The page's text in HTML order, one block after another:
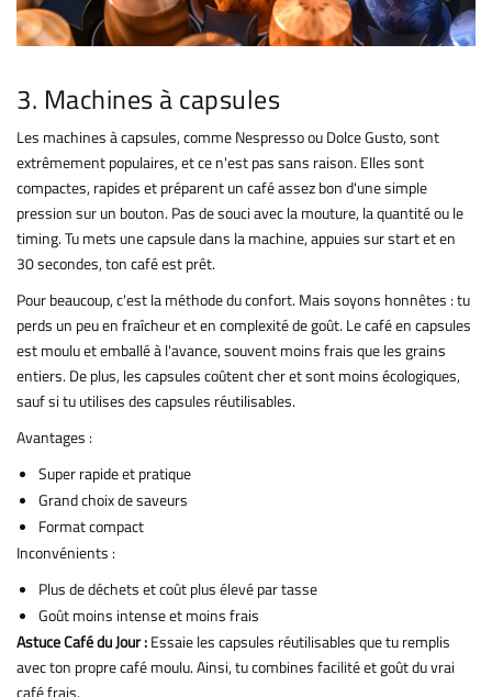
3. Machines à capsules
Les machines à capsules, comme Nespresso ou Dolce Gusto, sont
extrêmement populaires, et ce n'est pas sans raison. Elles sont
compactes, rapides et préparent un café assez bon d'une simple
pression sur un bouton. Pas de souci avec la mouture, la quantité ou le
timing. Tu mets une capsule dans la machine, appuies sur start et en
30 secondes, ton café est prêt.
Pour beaucoup, c'est la méthode du confort. Mais soyons honnêtes : tu
perds un peu en fraîcheur et en complexité de goût. Le café en capsules
est moulu et emballé à l'avance, souvent moins frais que les grains
entiers. De plus, les capsules coûtent cher et sont moins écologiques,
sauf si tu utilises des capsules réutilisables.
Avantages :
Super rapide et pratique
Grand choix de saveurs
Format compact
Inconvénients :
Plus de déchets et coût plus élevé par tasse
Goût moins intense et moins frais
Astuce Café du Jour :Essaie les capsules réutilisables que tu remplis
avec ton propre café moulu. Ainsi, tu combines facilité et goût du vrai